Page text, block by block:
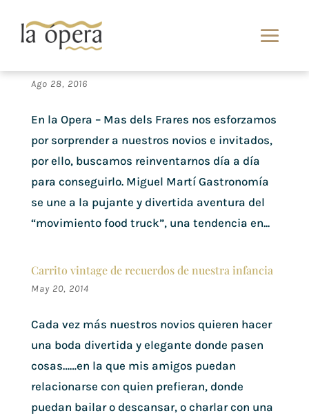
Vive la experiencia México en nuestra Food
Ago 28, 2016
En la Opera – Mas dels Frares nos esforzamos
por sorprender a nuestros novios e invitados,
por ello, buscamos reinventarnos día a día
para conseguirlo. Miguel Martí Gastronomía
se une a la pujante y divertida aventura del
“movimiento food truck”, una tendencia en...
Carrito vintage de recuerdos de nuestra infancia
May 20, 2014
Cada vez más nuestros novios quieren hacer
una boda divertida y elegante donde pasen
cosas……en la que mis amigos puedan
relacionarse con quien prefieran, donde
puedan bailar o descansar, o charlar con una